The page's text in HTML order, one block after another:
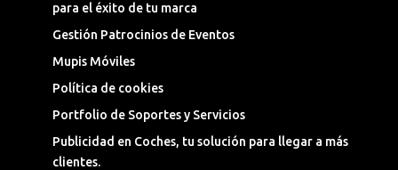
para el éxito de tu marca
Gestión Patrocinios de Eventos
Mupis Móviles
Política de cookies
Portfolio de Soportes y Servicios
Publicidad en Coches, tu solución para llegar a más
clientes.